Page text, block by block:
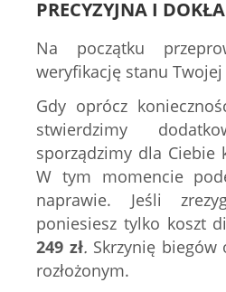
PRECYZYJNA I
Na początku
weryfikację stanu
Gdy oprócz
stwierdzimy
sporządzimy dla Ciebie
W tym momencie
naprawie. Jeśli
poniesiesz tylko koszt
249 zł. Skrzynię
rozłożonym.